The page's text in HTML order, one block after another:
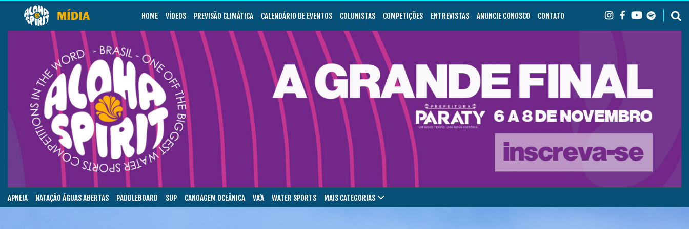
HOME VÍDEOS PREVISÃO CLIMÁTICA CALENDÁRIO DE EVENTOS COLUNISTAS COMPETIÇÕES ENTREVISTAS ANUNCIE CONOSCO CONTATO
APNEIA NATAÇÃO ÁGUAS ABERTAS PADDLEBOARD SUP CANOAGEM OCEÂNICA VA’A WATER SPORTS MAIS CATEGORIAS